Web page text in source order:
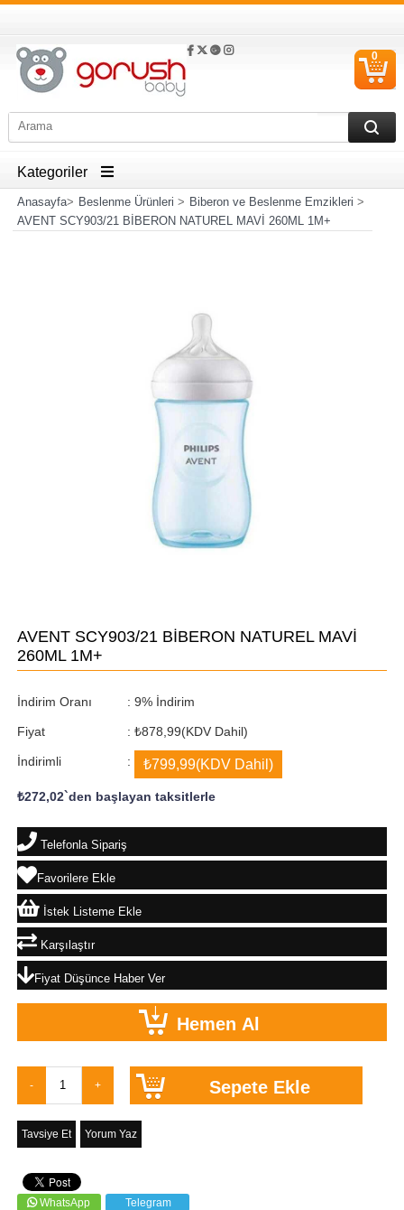
0
Kategoriler
Anasayfa> Beslenme Ürünleri > Biberon ve Beslenme Emzikleri >
AVENT SCY903/21 BİBERON NATUREL MAVİ 260ML 1M+
AVENT SCY903/21 BİBERON NATUREL MAVİ
260ML 1M+
İndirim Oranı : %
9 İndirim
Fiyat : ₺878,99(KDV Dahil)
İndirimli : ₺799,99(KDV Dahil)
₺272,02`den başlayan taksitlerle
Telefonla Sipariş
Favorilere Ekle
İstek Listeme Ekle
Karşılaştır
Fiyat Düşünce Haber Ver
Tavsiye Et Yorum Yaz
WhatsApp Telegram